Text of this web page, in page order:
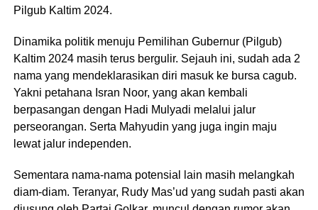
Pilgub Kaltim 2024.
Dinamika politik menuju Pemilihan Gubernur (Pilgub)
Kaltim 2024 masih terus bergulir. Sejauh ini, sudah ada 2
nama yang mendeklarasikan diri masuk ke bursa cagub.
Yakni petahana Isran Noor, yang akan kembali
berpasangan dengan Hadi Mulyadi melalui jalur
perseorangan. Serta Mahyudin yang juga ingin maju
lewat jalur independen.
Sementara nama-nama potensial lain masih melangkah
diam-diam. Teranyar, Rudy Mas’ud yang sudah pasti akan